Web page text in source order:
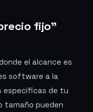
fijo"
el alcance es
software a la
específicas de tu
tamaño pueden